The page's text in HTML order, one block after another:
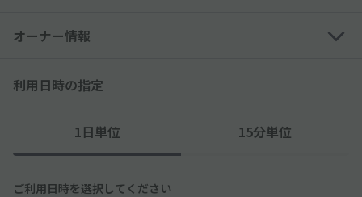
オーナー情報
利用日時の指定
1日単位 15分単位
ご利用日時を選択してください